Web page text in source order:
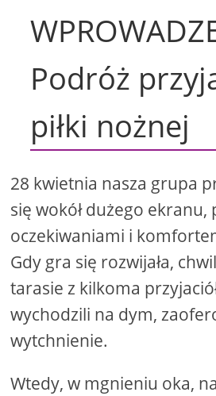
Podróż
piłki nożnej
28 kwietnia nasza grupa
się wokół dużego ekranu,
oczekiwaniami i
Gdy gra się rozwijała,
tarasie z kilkoma
wychodzili na dym,
wytchnienie.
Wtedy, w mgnieniu oka,